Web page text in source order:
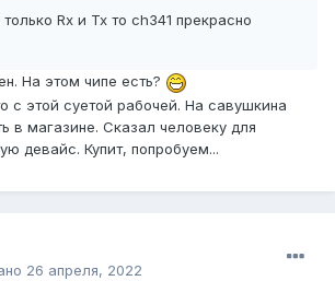
Rx и Tx то ch341 прекрасно
На этом чипе есть?
с этой суетой рабочей. На савушкина
в магазине. Сказал человеку для
девайс. Купит, попробуем...
26 апреля, 2022